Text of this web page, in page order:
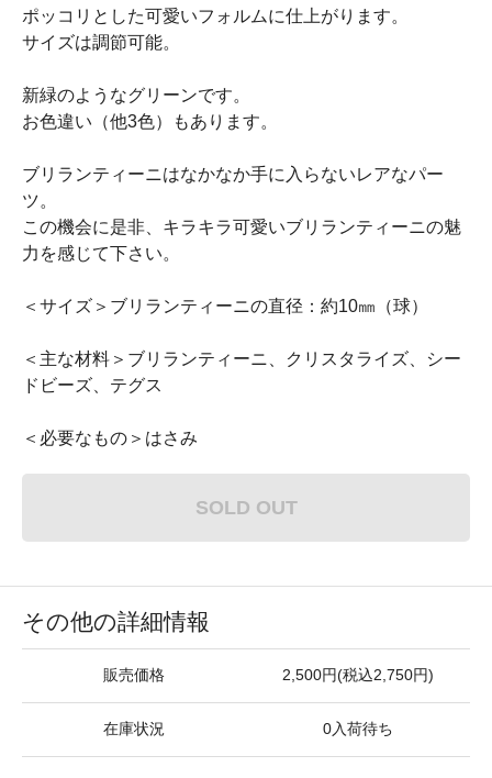
ポッコリとした可愛いフォルムに仕上がります。
サイズは調節可能。
新緑のようなグリーンです。
お色違い（他3色）もあります。
ブリランティーニはなかなか手に入らないレアなパー
ツ。
この機会に是非、キラキラ可愛いブリランティーニの魅
力を感じて下さい。
＜サイズ＞ブリランティーニの直径：約10㎜（球）
＜主な材料＞ブリランティーニ、クリスタライズ、シー
ドビーズ、テグス
＜必要なもの＞はさみ
SOLD OUT
その他の詳細情報
販売価格 2,500円(税込2,750円)
在庫状況 0入荷待ち